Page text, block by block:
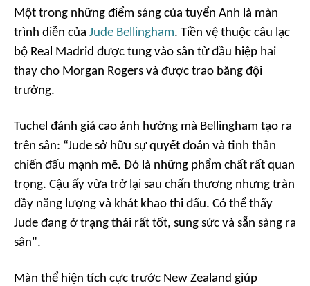
Một trong những điểm sáng của tuyển Anh là màn
trình diễn của Jude Bellingham. Tiền vệ thuộc câu lạc
bộ Real Madrid được tung vào sân từ đầu hiệp hai
thay cho Morgan Rogers và được trao băng đội
trưởng.
Tuchel đánh giá cao ảnh hưởng mà Bellingham tạo ra
trên sân: “Jude sở hữu sự quyết đoán và tinh thần
chiến đấu mạnh mẽ. Đó là những phẩm chất rất quan
trọng. Cậu ấy vừa trở lại sau chấn thương nhưng tràn
đầy năng lượng và khát khao thi đấu. Có thể thấy
Jude đang ở trạng thái rất tốt, sung sức và sẵn sàng ra
sân".
Màn thể hiện tích cực trước New Zealand giúp